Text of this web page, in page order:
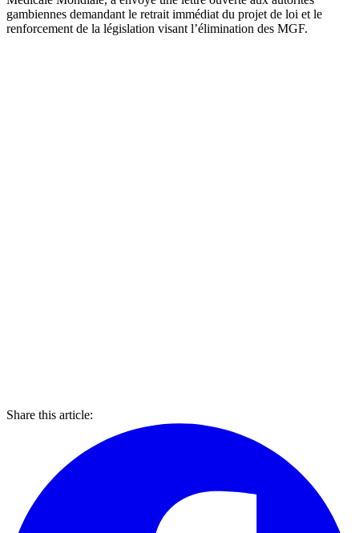
gambiennes demandant le retrait immédiat du projet de loi et le
renforcement de la législation visant l’élimination des MGF.
Share this article: